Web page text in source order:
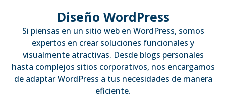
Diseño WordPress
Si piensas en un sitio web en WordPress, somos
expertos en crear soluciones funcionales y
visualmente atractivas. Desde blogs personales
hasta complejos sitios corporativos, nos encargamos
de adaptar WordPress a tus necesidades de manera
eficiente.